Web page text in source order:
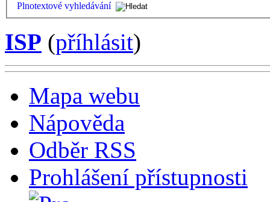
Plnotextové vyhledávání
ISP (příhlásit)
Mapa webu
Nápověda
Odběr RSS
Prohlášení přístupnosti